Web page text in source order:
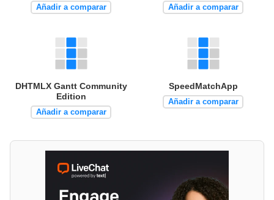
Añadir a comparar Añadir a comparar
DHTMLX Gantt Community
Edition
Añadir a comparar
SpeedMatchApp
Añadir a comparar